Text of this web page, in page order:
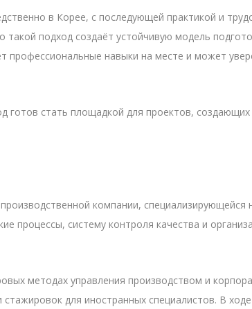
в Корее, с последующей практикой и
подход создаёт устойчивую модель
профессиональные навыки на месте и может
готов стать площадкой для проектов, создающих
компании, специализирующейся
процессы, систему контроля качества и
методах управления производством и
для иностранных специалистов. В